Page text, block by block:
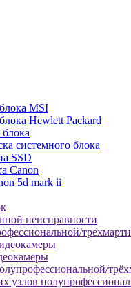
MSI
Hewlett Packard
системного блока
SSD
Canon
5d mark ii
неисправности
узлов